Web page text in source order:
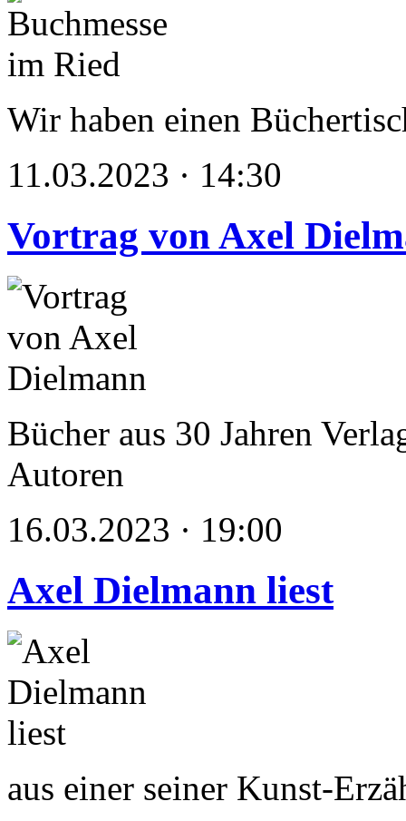
Wir haben einen
11.03.2023 · 14:30
Vortrag von Axel
Bücher aus 30 Jahren
Autoren
16.03.2023 · 19:00
Axel Dielmann liest
aus einer seiner Kunst-